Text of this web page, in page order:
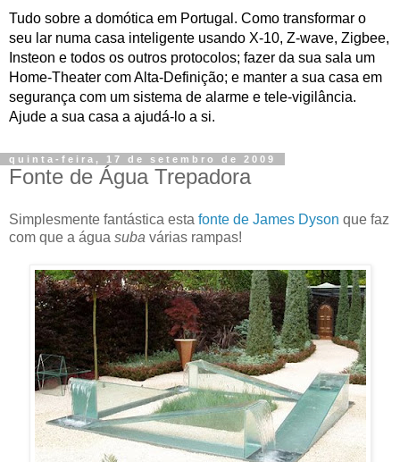
Tudo sobre a domótica em Portugal. Como transformar o
seu lar numa casa inteligente usando X-10, Z-wave, Zigbee,
Insteon e todos os outros protocolos; fazer da sua sala um
Home-Theater com Alta-Definição; e manter a sua casa em
segurança com um sistema de alarme e tele-vigilância.
Ajude a sua casa a ajudá-lo a si.
quinta-feira, 17 de setembro de 2009
Fonte de Água Trepadora
Simplesmente fantástica esta fonte de James Dyson que faz
com que a água suba várias rampas!